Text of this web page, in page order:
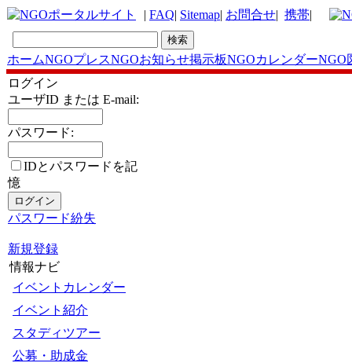
| FAQ| Sitemap| お問合せ| 携帯|
ホームNGOプレスNGOお知らせ掲示板NGOカレンダーNGO
ログイン
ユーザID または E-mail:
パスワード:
IDとパスワードを記
憶
パスワード紛失
新規登録
情報ナビ
イベントカレンダー
イベント紹介
スタディツアー
公募・助成金